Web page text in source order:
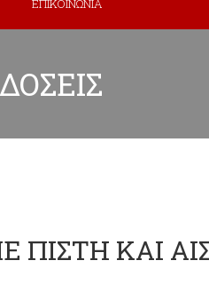
ΕΠΙΚΟΙΝΩΝΙΑ
ΠΙΣΤΗ ΚΑΙ